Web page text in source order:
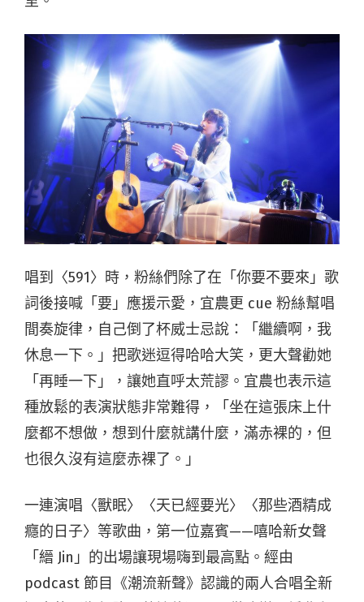
唱到〈591〉時，粉絲們除了在「你要不要來」歌
詞後接喊「要」應援示愛，宜農更 cue 粉絲幫唱
間奏旋律，自己倒了杯威士忌說：「繼續啊，我
休息一下。」把歌迷逗得哈哈大笑，更大聲勸她
「再睡一下」，讓她直呼太荒謬。宜農也表示這
種放鬆的表演狀態非常難得，「坐在這張床上什
麼都不想做，想到什麼就講什麼，滿赤裸的，但
也很久沒有這麼赤裸了。」
一連演唱〈獸眠〉〈天已經要光〉〈那些酒精成
癮的日子〉等歌曲，第一位嘉賓——嘻哈新女聲
「縉 Jin」的出場讓現場嗨到最高點。經由
podcast 節目《潮流新聲》認識的兩人合唱全新